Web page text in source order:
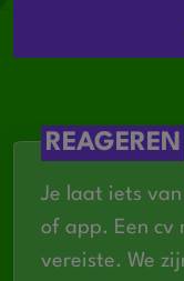
REAGEREN
Je laat iets
of app. Een cv
vereiste. We